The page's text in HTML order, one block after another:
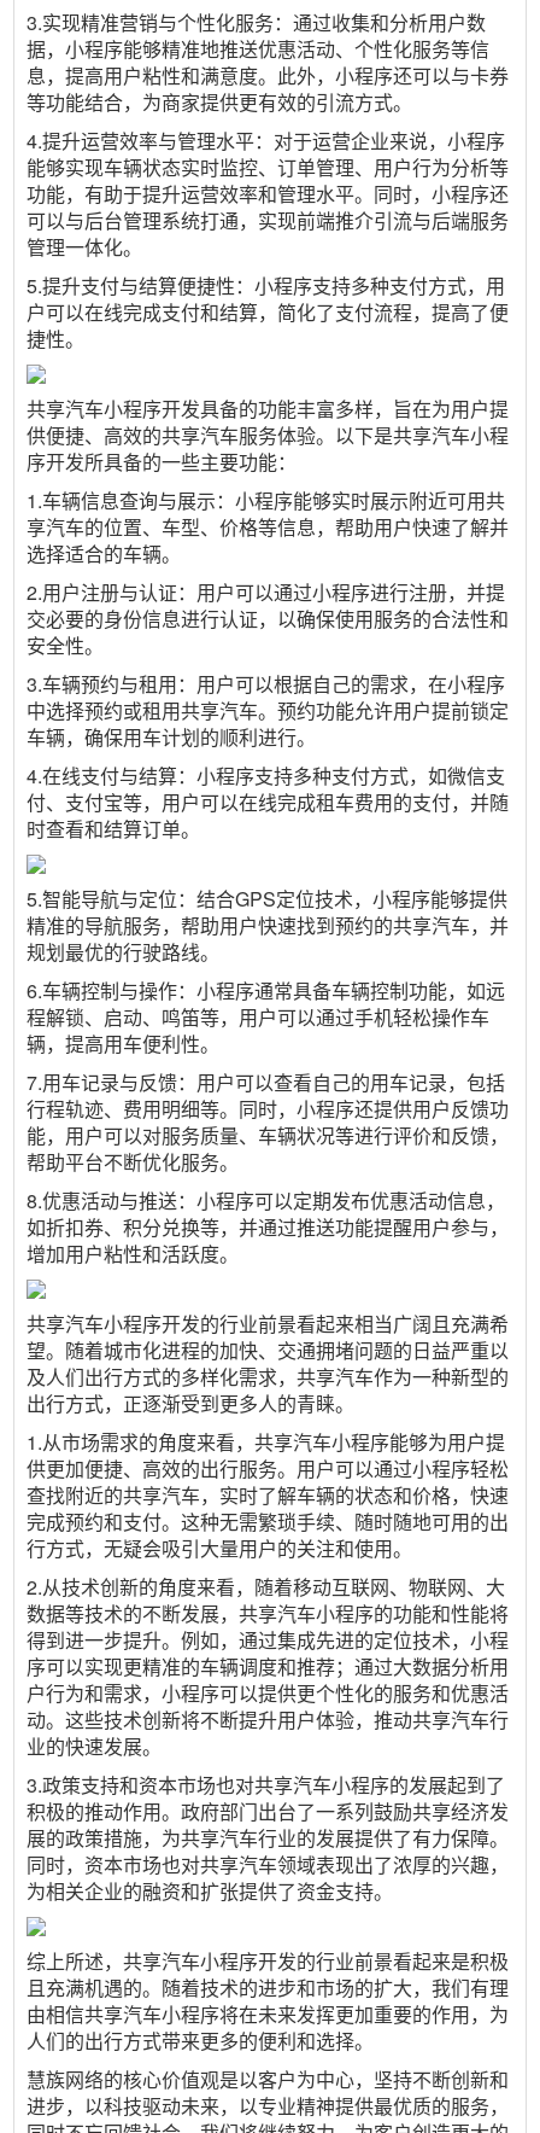
3.实现精准营销与个性化服务：通过收集和分析用户数
据，小程序能够精准地推送优惠活动、个性化服务等信
息，提高用户粘性和满意度。此外，小程序还可以与卡券
等功能结合，为商家提供更有效的引流方式。
4.提升运营效率与管理水平：对于运营企业来说，小程序
能够实现车辆状态实时监控、订单管理、用户行为分析等
功能，有助于提升运营效率和管理水平。同时，小程序还
可以与后台管理系统打通，实现前端推介引流与后端服务
管理一体化。
5.提升支付与结算便捷性：小程序支持多种支付方式，用
户可以在线完成支付和结算，简化了支付流程，提高了便
捷性。
共享汽车小程序开发具备的功能丰富多样，旨在为用户提
供便捷、高效的共享汽车服务体验。以下是共享汽车小程
序开发所具备的一些主要功能：
1.车辆信息查询与展示：小程序能够实时展示附近可用共
享汽车的位置、车型、价格等信息，帮助用户快速了解并
选择适合的车辆。
2.用户注册与认证：用户可以通过小程序进行注册，并提
交必要的身份信息进行认证，以确保使用服务的合法性和
安全性。
3.车辆预约与租用：用户可以根据自己的需求，在小程序
中选择预约或租用共享汽车。预约功能允许用户提前锁定
车辆，确保用车计划的顺利进行。
4.在线支付与结算：小程序支持多种支付方式，如微信支
付、支付宝等，用户可以在线完成租车费用的支付，并随
时查看和结算订单。
5.智能导航与定位：结合GPS定位技术，小程序能够提供
精准的导航服务，帮助用户快速找到预约的共享汽车，并
规划最优的行驶路线。
6.车辆控制与操作：小程序通常具备车辆控制功能，如远
程解锁、启动、鸣笛等，用户可以通过手机轻松操作车
辆，提高用车便利性。
7.用车记录与反馈：用户可以查看自己的用车记录，包括
行程轨迹、费用明细等。同时，小程序还提供用户反馈功
能，用户可以对服务质量、车辆状况等进行评价和反馈，
帮助平台不断优化服务。
8.优惠活动与推送：小程序可以定期发布优惠活动信息，
如折扣券、积分兑换等，并通过推送功能提醒用户参与，
增加用户粘性和活跃度。
共享汽车小程序开发的行业前景看起来相当广阔且充满希
望。随着城市化进程的加快、交通拥堵问题的日益严重以
及人们出行方式的多样化需求，共享汽车作为一种新型的
出行方式，正逐渐受到更多人的青睐。
1.从市场需求的角度来看，共享汽车小程序能够为用户提
供更加便捷、高效的出行服务。用户可以通过小程序轻松
查找附近的共享汽车，实时了解车辆的状态和价格，快速
完成预约和支付。这种无需繁琐手续、随时随地可用的出
行方式，无疑会吸引大量用户的关注和使用。
2.从技术创新的角度来看，随着移动互联网、物联网、大
数据等技术的不断发展，共享汽车小程序的功能和性能将
得到进一步提升。例如，通过集成先进的定位技术，小程
序可以实现更精准的车辆调度和推荐；通过大数据分析用
户行为和需求，小程序可以提供更个性化的服务和优惠活
动。这些技术创新将不断提升用户体验，推动共享汽车行
业的快速发展。
3.政策支持和资本市场也对共享汽车小程序的发展起到了
积极的推动作用。政府部门出台了一系列鼓励共享经济发
展的政策措施，为共享汽车行业的发展提供了有力保障。
同时，资本市场也对共享汽车领域表现出了浓厚的兴趣，
为相关企业的融资和扩张提供了资金支持。
综上所述，共享汽车小程序开发的行业前景看起来是积极
且充满机遇的。随着技术的进步和市场的扩大，我们有理
由相信共享汽车小程序将在未来发挥更加重要的作用，为
人们的出行方式带来更多的便利和选择。
慧族网络的核心价值观是以客户为中心，坚持不断创新和
进步，以科技驱动未来，以专业精神提供最优质的服务，